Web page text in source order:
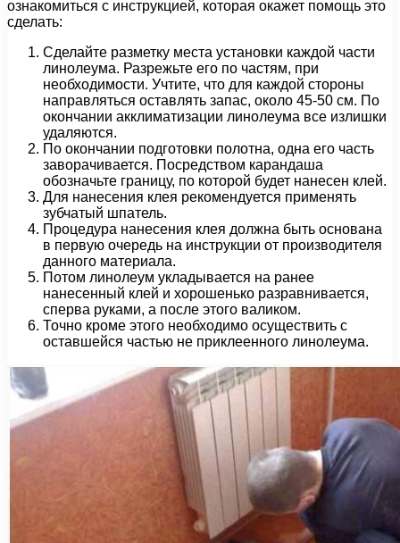
ознакомиться с инструкцией, которая окажет помощь это
сделать:
Сделайте разметку места установки каждой части
линолеума. Разрежьте его по частям, при
необходимости. Учтите, что для каждой стороны
направляться оставлять запас, около 45-50 см. По
окончании акклиматизации линолеума все излишки
удаляются.
По окончании подготовки полотна, одна его часть
заворачивается. Посредством карандаша
обозначьте границу, по которой будет нанесен клей.
Для нанесения клея рекомендуется применять
зубчатый шпатель.
Процедура нанесения клея должна быть основана
в первую очередь на инструкции от производителя
данного материала.
Потом линолеум укладывается на ранее
нанесенный клей и хорошенько разравнивается,
сперва руками, а после этого валиком.
Точно кроме этого необходимо осуществить с
оставшейся частью не приклеенного линолеума.